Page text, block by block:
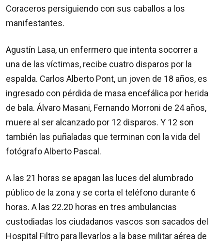
Coraceros persiguiendo con sus caballos a los
manifestantes.
Agustín Lasa, un enfermero que intenta socorrer a
una de las víctimas, recibe cuatro disparos por la
espalda. Carlos Alberto Pont, un joven de 18 años, es
ingresado con pérdida de masa encefálica por herida
de bala. Álvaro Masani, Fernando Morroni de 24 años,
muere al ser alcanzado por 12 disparos. Y 12 son
también las puñaladas que terminan con la vida del
fotógrafo Alberto Pascal.
A las 21 horas se apagan las luces del alumbrado
público de la zona y se corta el teléfono durante 6
horas. A las 22.20 horas en tres ambulancias
custodiadas los ciudadanos vascos son sacados del
Hospital Filtro para llevarlos a la base militar aérea de